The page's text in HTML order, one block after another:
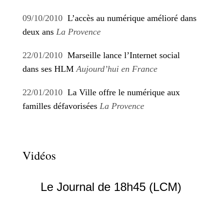
09/10/2010 L’accès au numérique amélioré dans
deux ans La Provence
22/01/2010 Marseille lance l’Internet social
dans ses HLM Aujourd’hui en France
22/01/2010 La Ville offre le numérique aux
familles défavorisées La Provence
Vidéos
Le Journal de 18h45 (LCM)